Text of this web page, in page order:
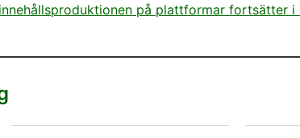
på plattformar fortsätter i